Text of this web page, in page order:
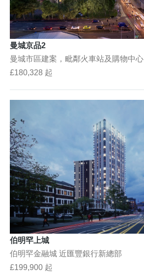
曼城京品2
曼城市區建案，毗鄰火車站及購物中心
£180,328 起
伯明罕上城
伯明罕金融城 近匯豐銀行新總部
£199,900 起